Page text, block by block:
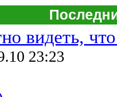
видеть,
23:23